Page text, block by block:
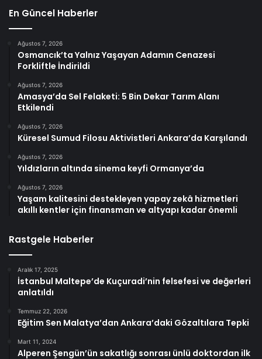
En Güncel Haberler
Ağustos 7, 2026
Osmancık’ta Yalnız Yaşayan Adamın Cenazesi
Forkliftle İndirildi
Ağustos 7, 2026
Amasya’da Sel Felaketi: 5 Bin Dekar Tarım Alanı
Etkilendi
Ağustos 7, 2026
Küresel Sumud Filosu Aktivistleri Ankara’da Karşılandı
Ağustos 7, 2026
Yıldızların altında sinema keyfi Ormanya’da
Ağustos 7, 2026
Yaşam kalitesini destekleyen yapay zekâ hizmetleri
akıllı kentler için finansman ve altyapı kadar önemli
Rastgele Haberler
Aralık 17, 2025
İstanbul Maltepe’de Kuçuradi’nin felsefesi ve değerleri
anlatıldı
Temmuz 22, 2026
Eğitim Sen Malatya’dan Ankara’daki Gözaltılara Tepki
Mart 11, 2024
Alperen Şengün’ün sakatlığı sonrası ünlü doktordan ilk